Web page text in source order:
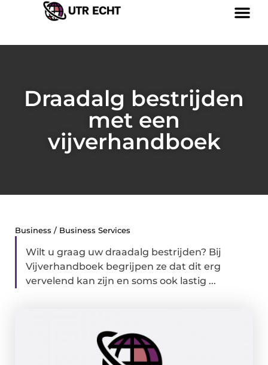
Draadalg bestrijden
met een
vijverhandboek
Business / Business Services
Wilt u graag uw draadalg bestrijden? Bij
Vijverhandboek begrijpen ze dat dit erg
vervelend kan zijn en soms ook lastig ...